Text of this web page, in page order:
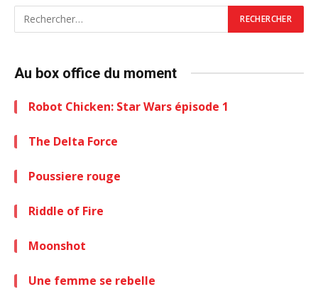
Au box office du moment
Robot Chicken: Star Wars épisode 1
The Delta Force
Poussiere rouge
Riddle of Fire
Moonshot
Une femme se rebelle